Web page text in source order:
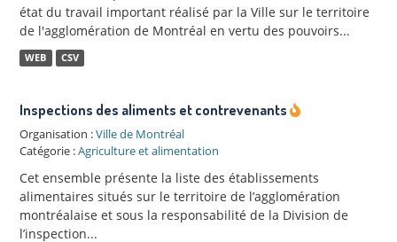
état du travail important réalisé par la Ville sur le territoire
de l'agglomération de Montréal en vertu des pouvoirs...
WEB CSV
Inspections des aliments et contrevenants
Organisation :Ville de Montréal
Catégorie :Agriculture et alimentation
Cet ensemble présente la liste des établissements
alimentaires situés sur le territoire de l’agglomération
montréalaise et sous la responsabilité de la Division de
l’inspection...